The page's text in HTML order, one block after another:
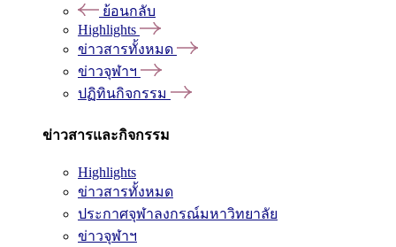
ย้อนกลับ
Highlights
ข่าวสารทั้งหมด
ข่าวจุฬาฯ
ปฏิทินกิจกรรม
ข่าวสารและกิจกรรม
Highlights
ข่าวสารทั้งหมด
ประกาศจุฬาลงกรณ์มหาวิทยาลัย
ข่าวจุฬาฯ